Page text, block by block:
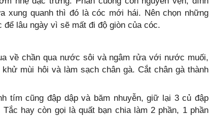
xung quanh thì đó là cóc mới hái. Nên chọn những
lâu ngày vì sẽ mất đi độ giòn của cóc.
về chần qua nước sôi và ngâm rửa với nước muối,
mùi hôi và làm sạch chân gà. Cắt chân gà thành
tím cũng đập dập và băm nhuyễn, giữ lại 3 củ đập
hay còn gọi là quất bạn chia làm 2 phần, 1 phần